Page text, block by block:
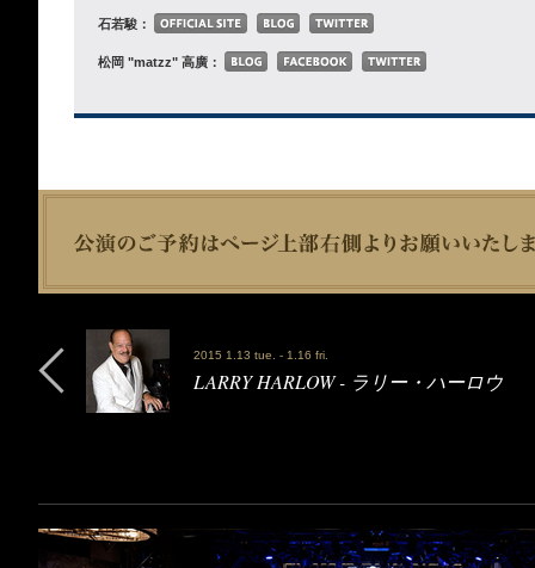
石若駿：
松岡 "matzz" 高廣：
2015 1.13 tue. - 1.16 fri.
LARRY HARLOW - ラリー・ハーロウ